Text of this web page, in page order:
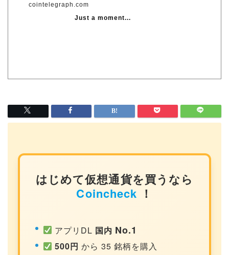
cointelegraph.com
Just a moment...
はじめて仮想通貨を買うなら
Coincheck ！
アプリDL 国内 No.1
500円 から 35 銘柄を購入